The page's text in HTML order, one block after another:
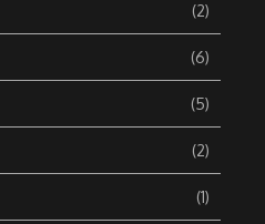
(2)
(6)
(5)
(2)
(1)